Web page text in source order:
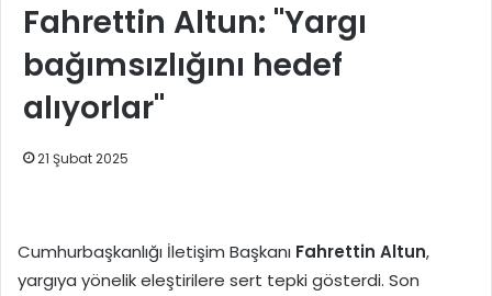
Fahrettin Altun: "Yargı
bağımsızlığını hedef
alıyorlar"
21 Şubat 2025
Cumhurbaşkanlığı İletişim Başkanı Fahrettin Altun,
yargıya yönelik eleştirilere sert tepki gösterdi. Son